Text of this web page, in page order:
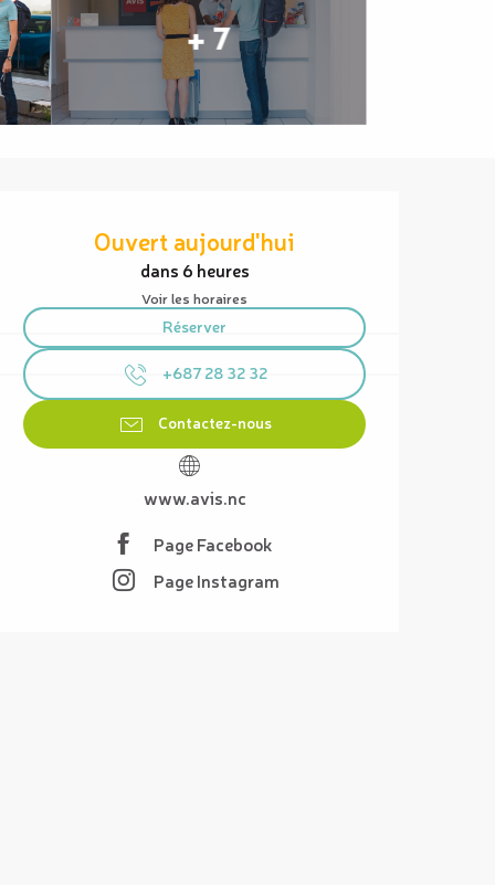
+ 7
Ouvert aujourd'hui
dans 6 heures
Voir les horaires
Réserver
+687 28 32 32
Contactez-nous
www.avis.nc
Page Facebook
Page Instagram